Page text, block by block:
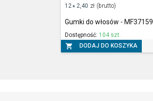
12 * 2,40 zł (brutto)
Gumki do włosów - MF37159
Dostępność: 104 szt.
 DODAJ DO KOSZYKA